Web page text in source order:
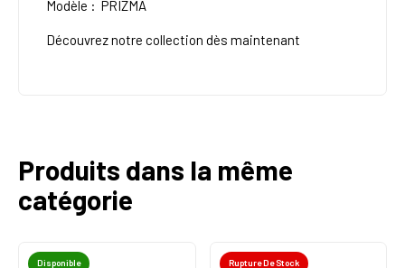
Modèle : PRIZMA
Découvrez notre collection dès maintenant
Produits dans la même
catégorie
Disponible Rupture De Stock